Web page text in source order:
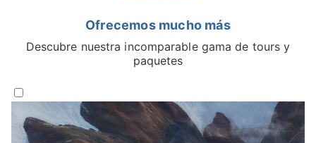
Ofrecemos mucho más
Descubre nuestra incomparable gama de tours y
paquetes